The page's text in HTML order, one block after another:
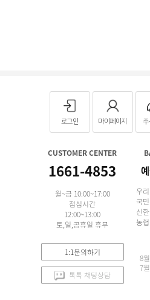
로그인 마이페이지 주
CUSTOMER CENTER
1661-4853
월~금 10:00~17:00
점심시간
12:00~13:00
토,일,공휴일 휴무
1:1문의하기
톡톡 채팅상담
우
국
신
농